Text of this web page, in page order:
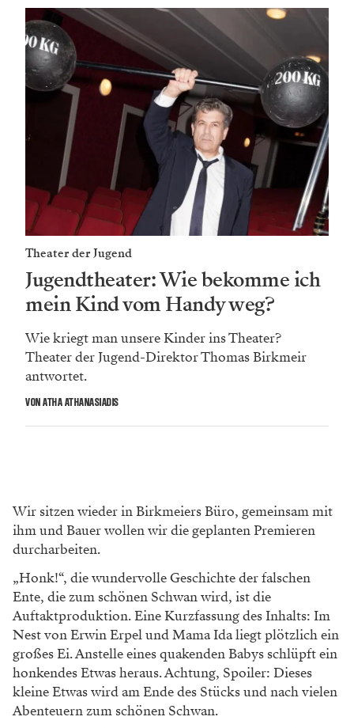
Fragezeichen einer Gesellschaft
Für dasBÜHNE-Fotoshooting haben wir eine
Kutschenrequisite neben ein Parkverbotsschild
gestellt. Thomas Birkmeir, der Direktor, und Gerald
Bauer, sein Chefdramaturg, blödeln für die Kameras
herum – dabei beschäftigenBirkmeirgerade gar nicht
so lustige Überlegungen. „Es sind im Moment so viele
Ängste da: Inflation, Krieg … Das sind alles ernst zu
nehmende Themen.“ Das Aber, das er dann anfügt, ist
ein langes, und über allem steht das große
Fragezeichen, wie man jene, auf die die Gesellschaft
gern vergisst – nämlich die Kinder und Jugendlichen –
wieder ins Theater bringt und damit die vorhin
beschriebene Kettenreaktion verhindert. Nämlich eine
Erwachsenenwelt ohne Theaterbegeisterte.
und Bauer für die
kommende Saison zusammengestellt haben, sollte es
nicht liegen. Es ist so bunt, dass es selbst die düstersten
Zeiten in einen Regenbogen verwandeln könnte: Von
Christine Nöstlinger bis zu Thomas Bernhard spannt